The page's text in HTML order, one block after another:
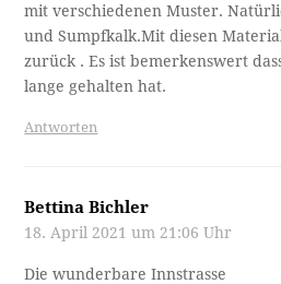
mit verschiedenen Muster.
und Sumpfkalk.Mit diesen
zurück . Es ist bemerkenswert
lange gehalten hat.
Antworten
Bettina Bichler
18. April 2021 um 21:06 Uhr
Die wunderbare Innstrasse